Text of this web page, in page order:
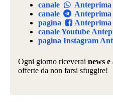
canale
canale
pagina
canale Youtube
pagina Instagram
Ogni giorno riceverai news
offerte da non farsi sfuggire!